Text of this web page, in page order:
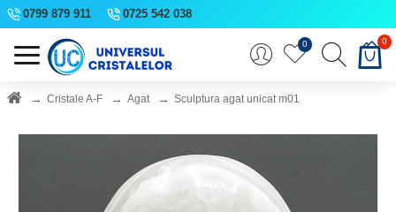
0799 879 911 0725 542 038
0 0
Cristale A-F Agat Sculptura agat unicat m01